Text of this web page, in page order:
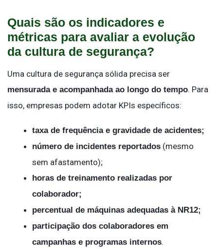
Quais são os indicadores e
métricas para avaliar a evolução
da cultura de segurança?
Uma cultura de segurança sólida precisa ser
mensurada e acompanhada ao longo do tempo. Para
isso, empresas podem adotar KPIs específicos:
taxa de frequência e gravidade de acidentes;
número de incidentes reportados (mesmo
sem afastamento);
horas de treinamento realizadas por
colaborador;
percentual de máquinas adequadas à NR12;
participação dos colaboradores em
campanhas e programas internos.